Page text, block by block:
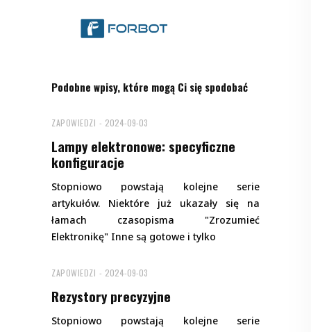
Podobne wpisy, które mogą Ci się spodobać
ZAPOWIEDZI 2024-09-03
Lampy elektronowe: specyficzne
konfiguracje
Stopniowo powstają kolejne serie
artykułów. Niektóre już ukazały się na
łamach czasopisma "Zrozumieć
Elektronikę" Inne są gotowe i tylko
ZAPOWIEDZI 2024-09-03
Rezystory precyzyjne
Stopniowo powstają kolejne serie